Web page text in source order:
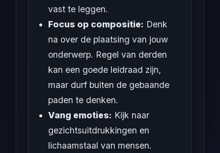
vast te leggen.
Focus op compositie: Denk
na over de plaatsing van jouw
onderwerp. Regel van derden
kan een goede leidraad zijn,
maar durf buiten de gebaande
paden te denken.
Vang emoties: Kijk naar
gezichtsuitdrukkingen en
lichaamstaal van mensen.